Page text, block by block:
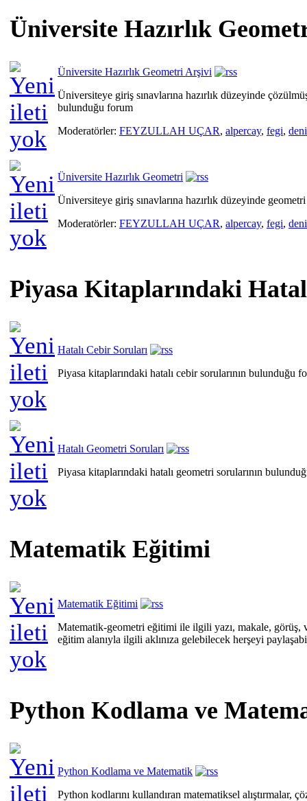
Üniversite Hazırlık
Üniversite Hazırlık Geometri Arşivi
Üniversiteye giriş sınavlarına hazırlık düzeyinde
bulunduğu forum
Moderatörler: FEYZULLAH UÇAR, alpercay, fegi,
Üniversite Hazırlık Geometri
Üniversiteye giriş sınavlarına hazırlık düzeyinde
Moderatörler: FEYZULLAH UÇAR, alpercay, fegi,
Piyasa Kitaplarındaki
Hatalı Cebir Soruları
Piyasa kitaplarındaki hatalı cebir sorularının bulunduğu
Hatalı Geometri Soruları
Piyasa kitaplarındaki hatalı geometri sorularının
Matematik Eğitimi
Matematik Eğitimi
Matematik-geometri eğitimi ile ilgili yazı, makale, görüş,
eğitim alanıyla ilgili aklınıza gelebilecek herşeyi
Python Kodlama ve
Python Kodlama ve Matematik
Python kodlarını kullandıran matematiksel alıştırmalar,